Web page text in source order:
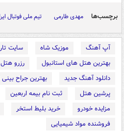
برچسب‌ها مهدی طارمی تیم ملی فوتبال
آپ آهنگ موزیک شاه
سایت
بهترین هتل های استانبول
رزرو
دانلود آهنگ جدید
بهترین جراح
پرشین هتل
ثبت نام بیمه اربعین
مزایده خودرو
خرید بلیط استخر
فروشنده مواد شیمیایی